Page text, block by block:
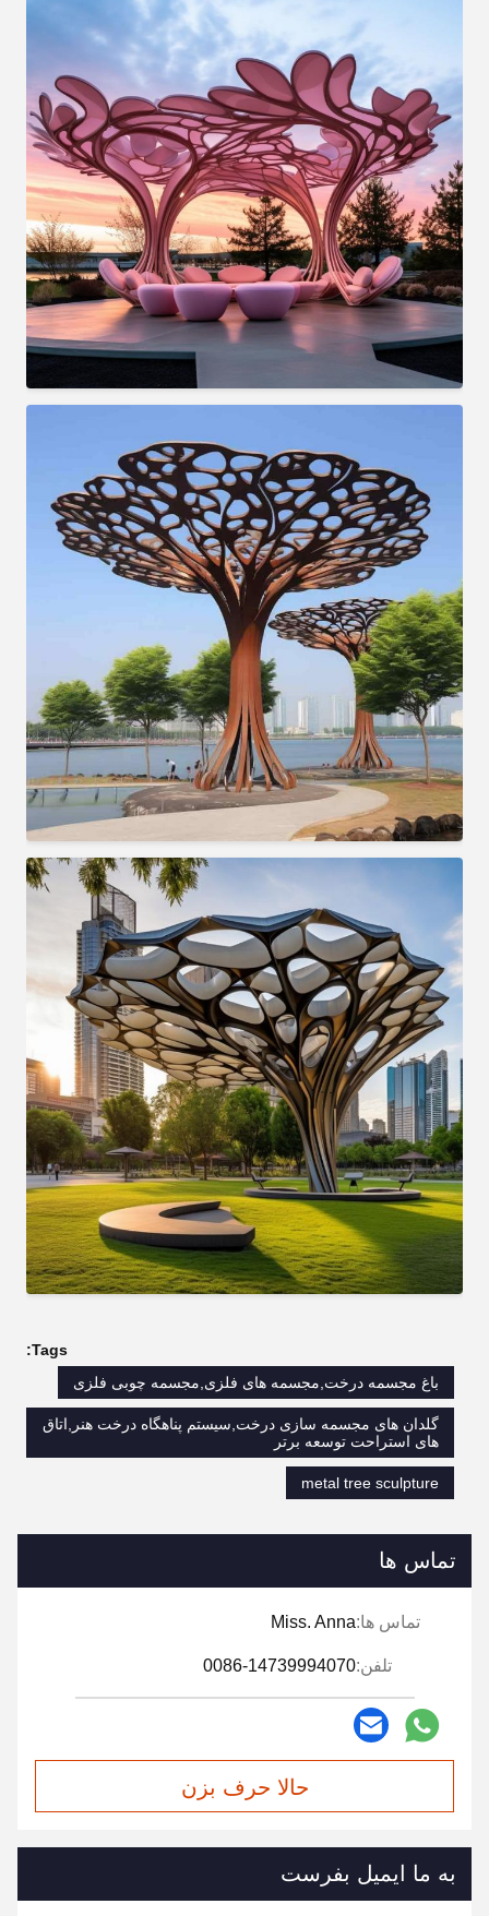
Tags:
باغ مجسمه درخت,مجسمه های فلزی,مجسمه چوبی فلزی
گلدان های مجسمه سازی درخت,سیستم پناهگاه درخت هنر,اتاق
های استراحت توسعه برتر
metal tree sculpture
تماس ها
تماس ها:Miss. Anna
تلفن:0086-14739994070
حالا حرف بزن
به ما ایمیل بفرست